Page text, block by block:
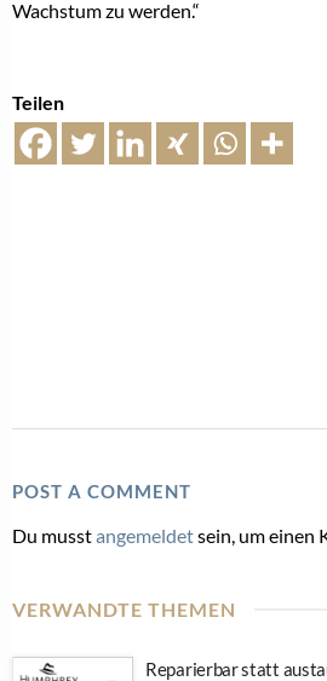
Wachstum zu werden.“
Teilen
POST A COMMENT
Du musstangemeldetsein, um einen
VERWANDTE THEMEN
Reparierbar statt